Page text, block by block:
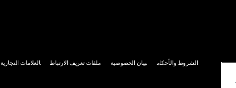
الشروط والأحكام بيان الخصوصية ملفات تعريف الارتباط العلامات التجارية